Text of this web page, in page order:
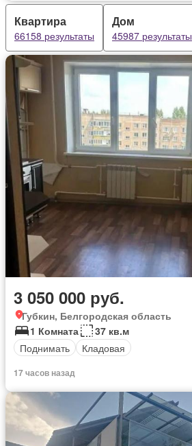
Квартира
66158 результаты
Дом
45987 результаты
3 050 000 руб.
Губкин, Белгородская область
1 Комната
37 кв.м
Поднимать
Кладовая
17 часов назад